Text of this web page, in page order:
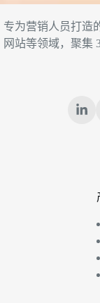
专为营销人员打造
网站等领域，聚集